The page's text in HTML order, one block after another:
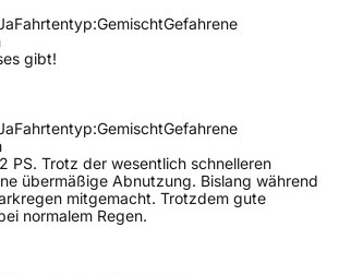
Fahrtentyp:GemischtGefahrene
gibt!
Fahrtentyp:GemischtGefahrene
PS. Trotz der wesentlich schnelleren
übermäßige Abnutzung. Bislang während
mitgemacht. Trotzdem gute
normalem Regen.